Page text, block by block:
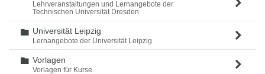
Lehrveranstaltungen und Lernangebote der
Technischen Universität Dresden
Ordner
Universität Leipzig
Lernangebote der Universität Leipzig
Ordner
Vorlagen
Vorlagen für Kurse.